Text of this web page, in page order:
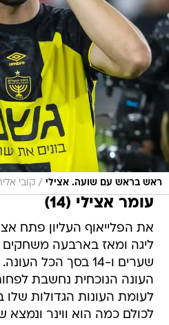
ראש בראש עם שועה. אצילי / קובי
עומר אצילי (14)
את הפלייאוף העליון פתח
ליגה ומאז בארבעה
שערים ו-14 בסך הכל
העונה הנוכחית נחשבת
לעומת העונות הגדולות שלו
לכולם כמה הוא ווינר ונמצא